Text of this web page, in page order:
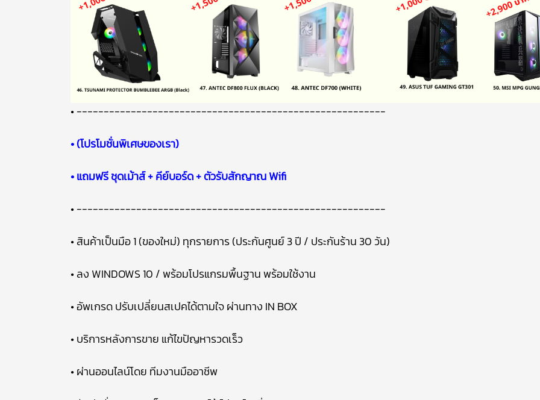
• ---------------------------------------------------------
• (โปรโมชั่นพิเศษของเรา)
• แถมฟรี ชุดเม้าส์ + คีย์บอร์ด + ตัวรับสักญาณ Wifi
• ---------------------------------------------------------
• สินค้าเป็นมือ 1 (ของใหม่) ทุกรายการ (ประกันศูนย์ 3 ปี / ประกันร้าน 30 วัน)
• ลง WINDOWS 10 / พร้อมโปรแกรมพื้นฐาน พร้อมใช้งาน
• อัพเกรด ปรับเปลี่ยนสเปคได้ตามใจ ผ่านทาง IN BOX
• บริการหลังการขาย แก้ไขปัญหารวดเร็ว
• ผ่านออนไลน์โดย ทีมงานมืออาชีพ